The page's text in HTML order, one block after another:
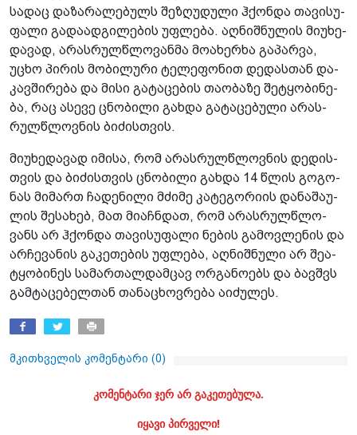
სა­დაც და­ზა­რა­ლე­ბულს შე­ზღუ­დუ­ლი ჰქონ­და თა­ვი­სუ­
ფა­ლი გა­და­ად­გი­ლე­ბის უფ­ლე­ბა. აღ­ნიშ­ნუ­ლის მი­უ­ხე­
და­ვად, არას­რულ­წლო­ვან­მა მო­ა­ხერ­ხა გა­პარ­ვა,
უცხო პი­რის მო­ბი­ლუ­რი ტე­ლე­ფო­ნით დე­დას­თან და­
კავ­ში­რე­ბა და მისი გა­ტა­ცე­ბის თა­ო­ბა­ზე შე­ტყო­ბი­ნე­
ბა, რაც ასე­ვე ცნო­ბი­ლი გახ­და გა­ტა­ცე­ბუ­ლი არას­
რულ­წლოვ­ნის ბი­ძის­თვის.
მი­უ­ხე­და­ვად იმი­სა, რომ არას­რულ­წლოვ­ნის დე­დის­
თვის და ბი­ძის­თვის ცნო­ბი­ლი გახ­და 14 წლის გო­გო­
ნას მი­მართ ჩა­დე­ნი­ლი მძი­მე კა­ტე­გო­რი­ის და­ნა­შა­უ­
ლის შე­სა­ხებ, მათ მი­აჩ­ნდათ, რომ არას­რულ­წლო­
ვანს არ ჰქონ­და თა­ვი­სუ­ფა­ლი ნე­ბის გა­მოვ­ლე­ნის და
არ­ჩე­ვა­ნის გა­კე­თე­ბის უფ­ლე­ბა, აღ­ნიშ­ნუ­ლი არ შე­ა­
ტყო­ბი­ნეს სა­მარ­თალ­დამ­ცავ ორ­გა­ნო­ებს და ბავ­შვს
გამ­ტა­ცე­ბელ­თან თა­ნა­ცხოვ­რე­ბა აი­ძუ­ლეს.
მკითხველის კომენტარი (0)
კომენტარი ჯერ არ გაკეთებულა.
იყავი პირველი!